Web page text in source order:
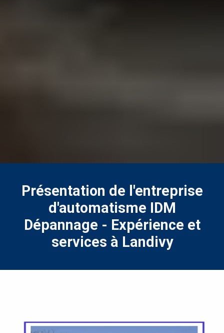
Présentation de l'entreprise
d'automatisme IDM
Dépannage - Expérience et
services à Landivy